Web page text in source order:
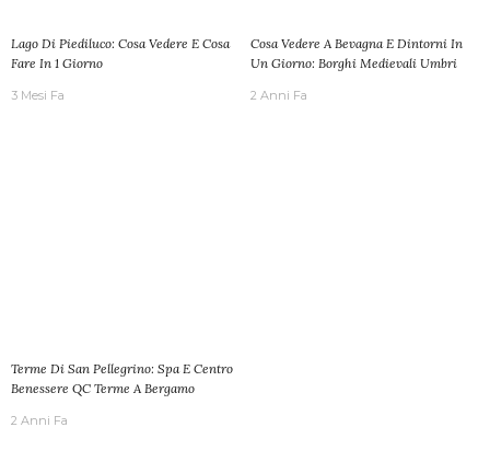
Lago Di Piediluco: Cosa Vedere E Cosa
Fare In 1 Giorno
3 Mesi Fa
Cosa Vedere A Bevagna E Dintorni In
Un Giorno: Borghi Medievali Umbri
2 Anni Fa
Terme Di San Pellegrino: Spa E Centro
Benessere QC Terme A Bergamo
2 Anni Fa